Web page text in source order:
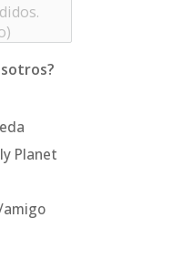
Planet